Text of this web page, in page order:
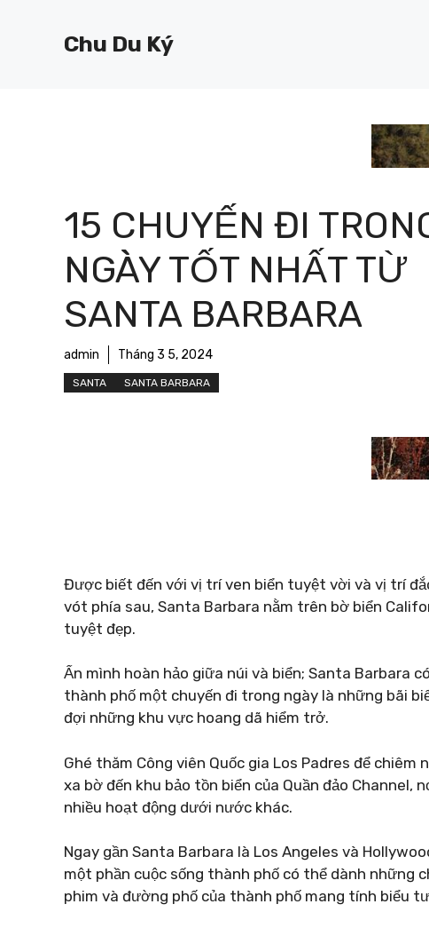
Chu Du Ký
15 CHUYẾN ĐI
NGÀY TỐT NHẤT TỪ ​​
SANTA BARBARA
admin Tháng 3 5, 2024
SANTA SANTA BARBARA
Được biết đến với vị trí ven biển tuyệt vời và vị trí
vót phía sau, Santa Barbara nằm trên bờ biển
tuyệt đẹp.
Ẩn mình hoàn hảo giữa núi và biển; Santa Barbara
thành phố một chuyến đi trong ngày là những bãi
đợi những khu vực hoang dã hiểm trở.
Ghé thăm Công viên Quốc gia Los Padres để
xa bờ đến khu bảo tồn biển của Quần đảo Channel,
nhiều hoạt động dưới nước khác.
Ngay gần Santa Barbara là Los Angeles và
một phần cuộc sống thành phố có thể dành những
phim và đường phố của thành phố mang tính biểu